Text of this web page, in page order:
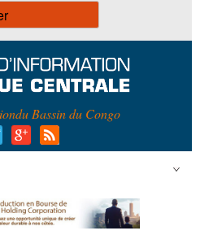
du Bassin du Congo